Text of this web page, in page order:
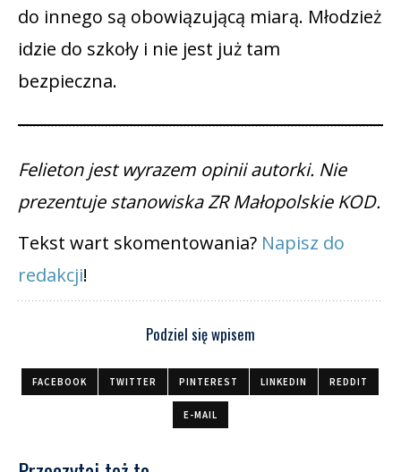
do innego są obowiązującą miarą. Młodzież
idzie do szkoły i nie jest już tam
bezpieczna.
Felieton jest wyrazem opinii autorki. Nie
prezentuje stanowiska ZR Małopolskie KOD.
Tekst wart skomentowania? Napisz do
redakcji!
Podziel się wpisem
FACEBOOK TWITTER PINTEREST LINKEDIN REDDIT
E-MAIL